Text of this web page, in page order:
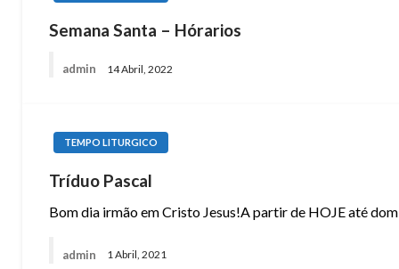
Semana Santa – Hórarios
admin 14 Abril, 2022
TEMPO LITURGICO
Tríduo Pascal
Bom dia irmão em Cristo Jesus!A partir de HOJE até
admin 1 Abril, 2021